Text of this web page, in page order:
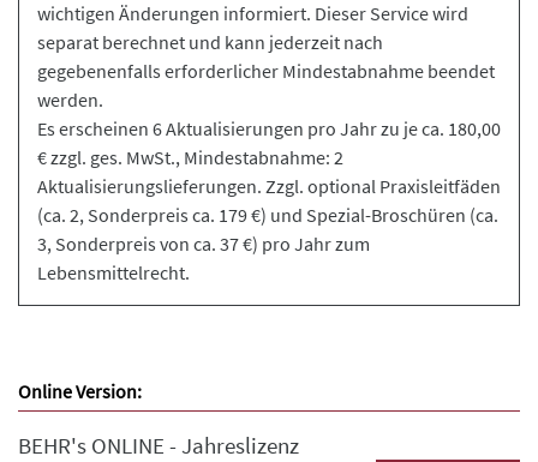
wichtigen Änderungen informiert. Dieser Service wird
separat berechnet und kann jederzeit nach
gegebenenfalls erforderlicher Mindestabnahme beendet
werden.
Es erscheinen 6 Aktualisierungen pro Jahr zu je ca. 180,00
€ zzgl. ges. MwSt., Mindestabnahme: 2
Aktualisierungslieferungen. Zzgl. optional Praxisleitfäden
(ca. 2, Sonderpreis ca. 179 €) und Spezial-Broschüren (ca.
3, Sonderpreis von ca. 37 €) pro Jahr zum
Lebensmittelrecht.
Online Version:
BEHR's ONLINE - Jahreslizenz